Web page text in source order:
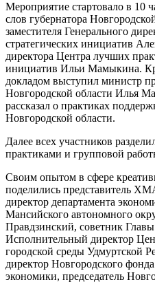
Мероприятие стартовало в 10
слов губернатора
заместителя Генерального
стратегических инициатив
директора Центра лучших
инициатив Ильи Мамыкина.
докладом выступил министр
Новгородской области Илья
рассказал о практиках
Новгородской области.
Далее всех участников
практиками и групповой
Своим опытом в сфере
поделились представитель
директор департамента
Мансийского автономного
Правдзинский, советник
Исполнительный директор
городской среды Удмуртской
директор Новгородского
экономики, председатель